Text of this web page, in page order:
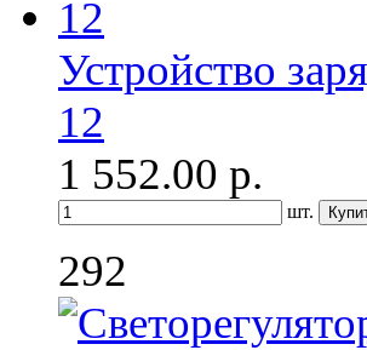
Устройство
12
1 552.00 р.
шт.
292